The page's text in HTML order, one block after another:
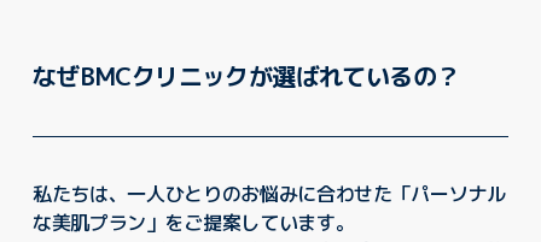
なぜBMCクリニックが選ばれているの？
私たちは、一人ひとりのお悩みに合わせた「パーソナル
な美肌プラン」をご提案しています。